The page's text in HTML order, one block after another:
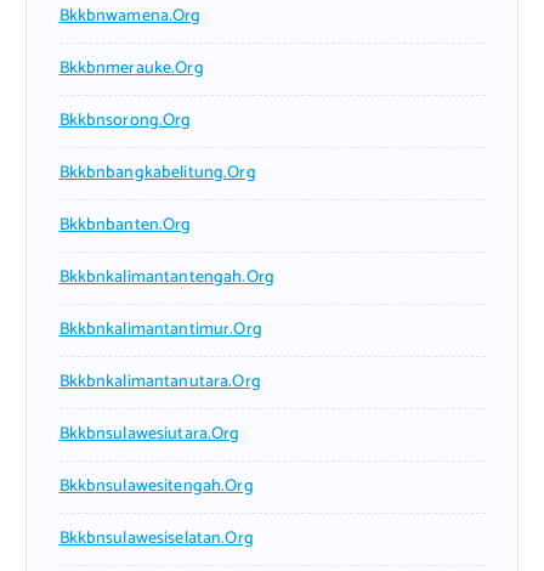
Bkkbnwamena.org
Bkkbnmerauke.org
Bkkbnsorong.org
Bkkbnbangkabelitung.org
Bkkbnbanten.org
Bkkbnkalimantantengah.org
Bkkbnkalimantantimur.org
Bkkbnkalimantanutara.org
Bkkbnsulawesiutara.org
Bkkbnsulawesitengah.org
Bkkbnsulawesiselatan.org